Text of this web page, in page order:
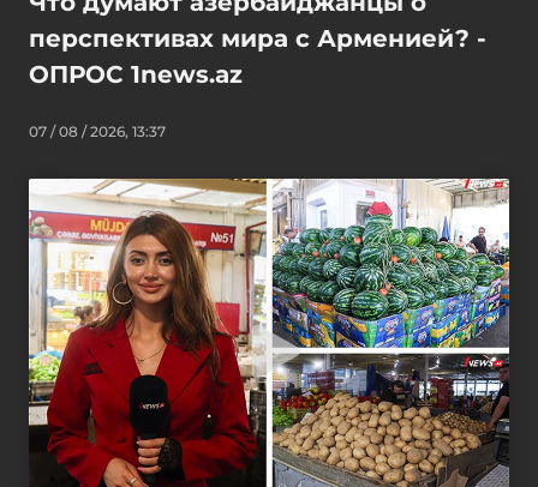
перспективах мира с Арменией? -
ОПРОС 1news.az
07 / 08 / 2026, 13:37